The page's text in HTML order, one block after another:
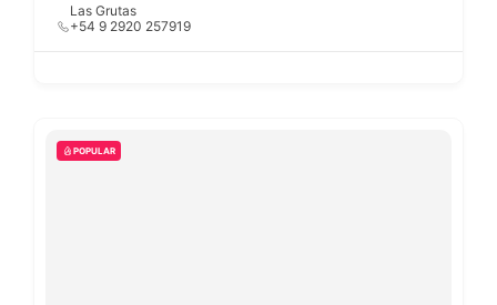
Las Grutas
+54 9 2920 257919
POPULAR